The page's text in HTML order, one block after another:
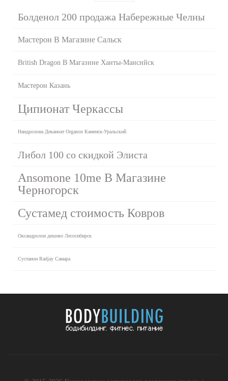
Болденол 200 продажа Набережные Челны
Мастерон В Магазине Сальск
British Dragon В Магазине Ханты-Мансийск
Мастерон Казань
Ципионат Черкассы
Нандролона Деканоат Organon Каменск-Уральский
Либол 100 со скидкой Элиста
Ansomone 10me В Магазине
Черногорск
Сустамед стоимость Ковров
Оксандролон дешево Лесосибирск
Сустанон Radjay Самара